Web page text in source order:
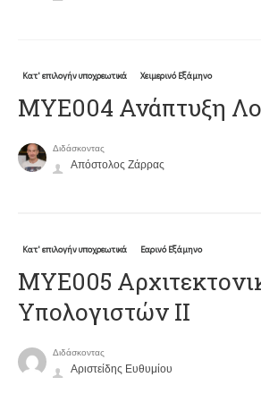
Κατ' επιλογήν υποχρεωτικά Χειμερινό Εξάμηνο
ΜΥΕ004 Ανάπτυξη
Διδάσκοντας
Απόστολος Ζάρρας
Κατ' επιλογήν υποχρεωτικά Εαρινό Εξάμηνο
ΜΥΕ005
Υπολογιστών ΙΙ
Διδάσκοντας
Αριστείδης Ευθυμίου